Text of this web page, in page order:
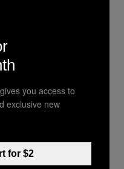
IMAGES FOR VEVO)
Ago, Jay-Z
One of
Albums of
you access to
exclusive new
for $2